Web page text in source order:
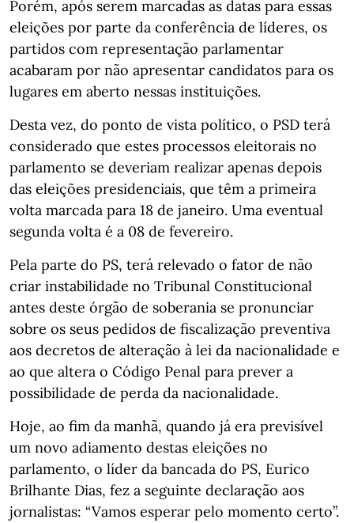
Porém, após serem marcadas as datas para essas
eleições por parte da conferência de líderes, os
partidos com representação parlamentar
acabaram por não apresentar candidatos para os
lugares em aberto nessas instituições.
Desta vez, do ponto de vista político, o PSD terá
considerado que estes processos eleitorais no
parlamento se deveriam realizar apenas depois
das eleições presidenciais, que têm a primeira
volta marcada para 18 de janeiro. Uma eventual
segunda volta é a 08 de fevereiro.
Pela parte do PS, terá relevado o fator de não
criar instabilidade no Tribunal Constitucional
antes deste órgão de soberania se pronunciar
sobre os seus pedidos de fiscalização preventiva
aos decretos de alteração à lei da nacionalidade e
ao que altera o Código Penal para prever a
possibilidade de perda da nacionalidade.
Hoje, ao fim da manhã, quando já era previsível
um novo adiamento destas eleições no
parlamento, o líder da bancada do PS, Eurico
Brilhante Dias, fez a seguinte declaração aos
jornalistas: “Vamos esperar pelo momento certo”.